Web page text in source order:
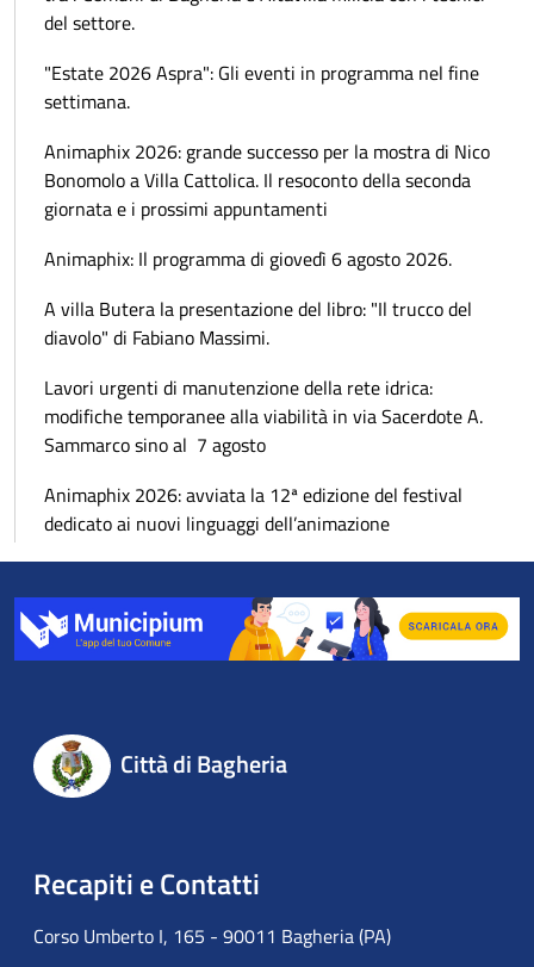
del settore.
"Estate 2026 Aspra": Gli eventi in programma nel fine
settimana.
Animaphix 2026: grande successo per la mostra di Nico
Bonomolo a Villa Cattolica. Il resoconto della seconda
giornata e i prossimi appuntamenti
Animaphix: Il programma di giovedì 6 agosto 2026.
A villa Butera la presentazione del libro: "Il trucco del
diavolo" di Fabiano Massimi.
Lavori urgenti di manutenzione della rete idrica:
modifiche temporanee alla viabilità in via Sacerdote A.
Sammarco sino al 7 agosto
Animaphix 2026: avviata la 12ª edizione del festival
dedicato ai nuovi linguaggi dell’animazione
Città di Bagheria
Recapiti e Contatti
Corso Umberto I, 165 - 90011 Bagheria (PA)